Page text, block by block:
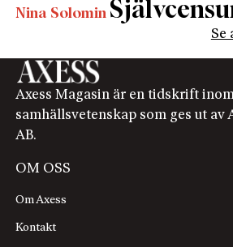
Nina Solomin
Se
Axess Magasin är en tidskrift
samhällsvetenskap som ges ut av
AB.
OM OSS
Om Axess
Kontakt